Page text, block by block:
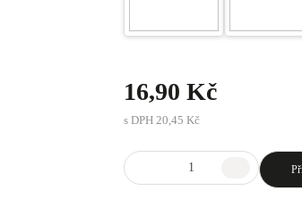
16,90 Kč
s DPH 20,45 Kč